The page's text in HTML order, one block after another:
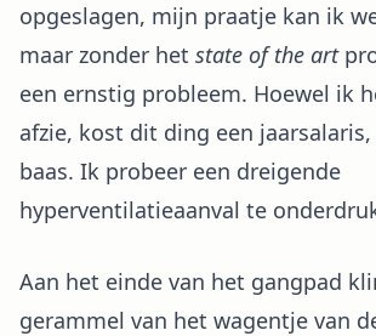
opgeslagen, mijn praatje kan ik
maar zonder het state of the art
een ernstig probleem. Hoewel ik
afzie, kost dit ding een
baas. Ik probeer een dreigende
hyperventilatieaanval te
Aan het einde van het gangpad
gerammel van het wagentje van